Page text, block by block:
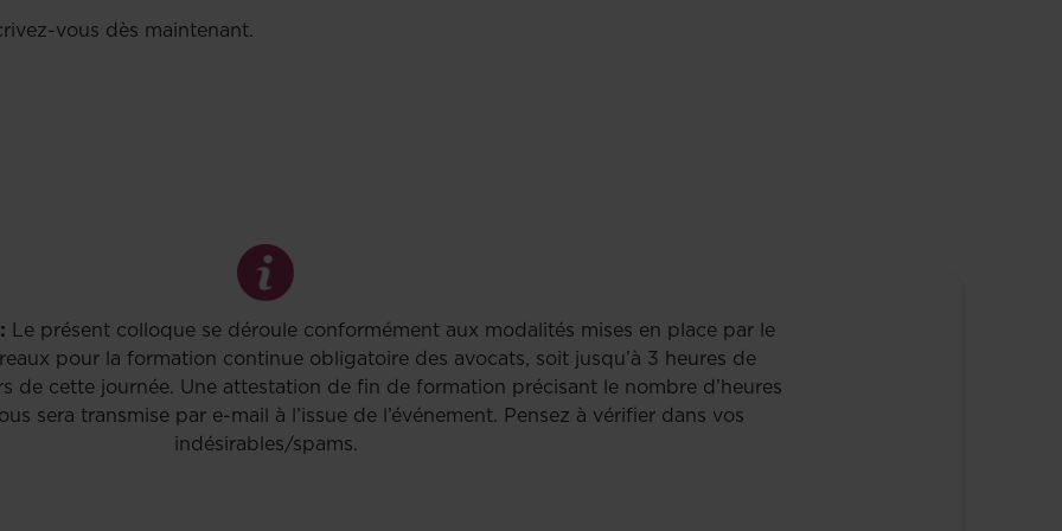
vous dès maintenant.
Le présent colloque se déroule conformément aux modalités mises en place par le
pour la formation continue obligatoire des avocats, soit jusqu’à 3 heures de
de cette journée. Une attestation de fin de formation précisant le nombre d’heures
sera transmise par e-mail à l’issue de l’événement. Pensez à vérifier dans vos
indésirables/spams.